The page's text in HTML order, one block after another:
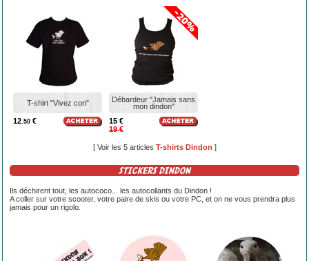
T-shirt "Vivez con"
12 .50 €
Débardeur "Jamais sans
mon dindon"
15 €
19 €
[ Voir les 5 articles T-shirts Dindon ]
STICKERS DINDON
Ils déchirent tout, les autococo... les autocollants du Dindon !
A coller sur votre scooter, votre paire de skis ou votre PC, et on ne vous prendra plus
jamais pour un rigolo.